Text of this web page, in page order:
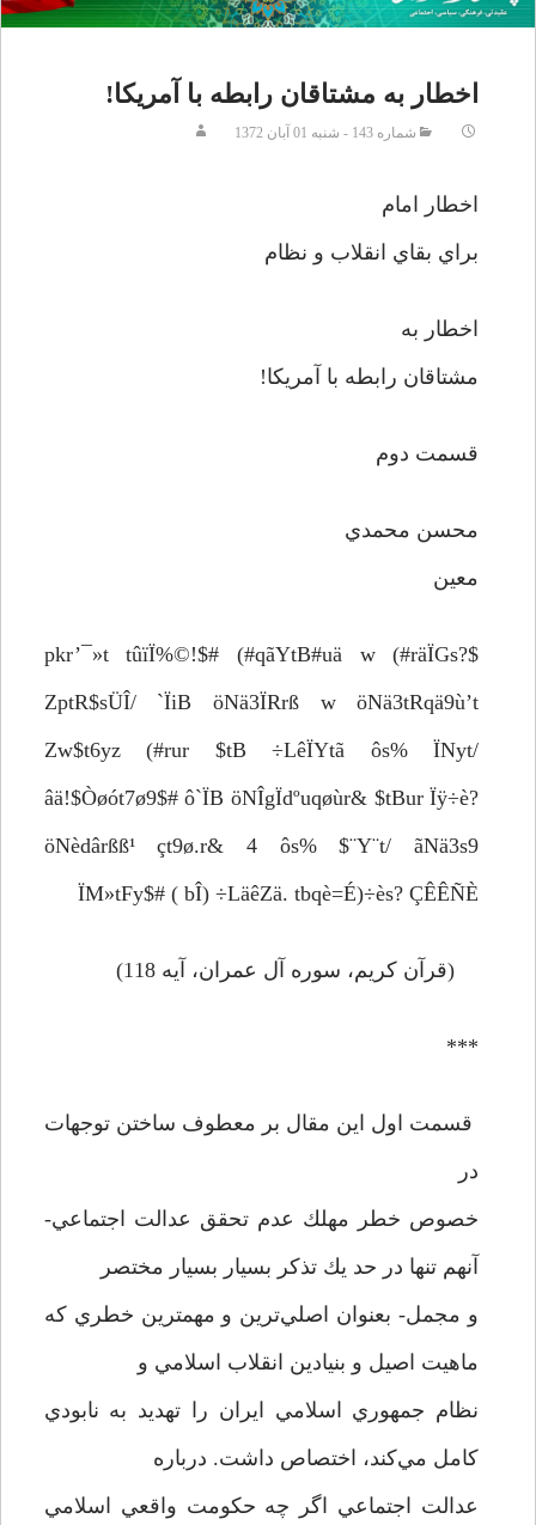
اخطار به مشتاقان رابطه با آمريكا!
شماره 143 - شنبه 01 آبان 1372
اخطار امام
براي بقاي انقلاب و نظام
اخطار به
مشتاقان رابطه با آمريكا!
قسمت دوم
محسن محمدي
معين
$pkr’¯»t tûïÏ%©!$# (#qãYtB#uä w (#räÏ­Gs?
ZptR$sÜÎ/ `ÏiB öNä3ÏRrß w öNä3tRqä9ù’t
Zw$t6yz (#rur $tB ÷LêÏYtã ôs% ÏNyt/
âä!$Òøót7ø9$# ô`ÏB öNÎgÏdºuqøùr& $tBur Ïÿ÷è?
öNèdârßß¹ çt9ø.r& 4 ôs% $¨Y¨t/ ãNä3s9
ÏM»tFy$# ( bÎ) ÷LäêZä. tbqè=É)÷ès? ÇÊÊÑÈ
(قرآن كريم، سوره آل عمران، آيه 118)
***
قسمت اول اين مقال بر معطوف ساختن توجهات
در
خصوص خطر مهلك عدم تحقق عدالت اجتماعي-
آنهم تنها در حد يك تذكر بسيار بسيار مختصر
و مجمل- بعنوان اصلي‌ترين و مهمترين خطري كه
ماهيت اصيل و بنيادين انقلاب اسلامي و
نظام جمهوري اسلامي ايران را تهديد به نابودي
كامل مي‌كند، اختصاص داشت. درباره
عدالت اجتماعي اگر چه حكومت واقعي اسلامي